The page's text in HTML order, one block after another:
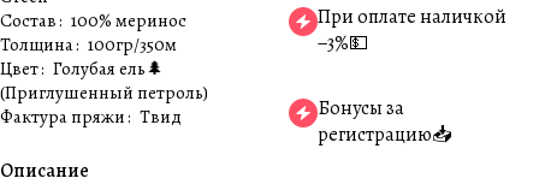
Состав: 100% меринос
Толщина: 100гр/350м
Цвет: Голубая ель🌲
(Приглушенный петроль)
Фактура пряжи: Твид
Описание
При оплате наличкой
−3%💵
Бонусы за
регистрацию📥